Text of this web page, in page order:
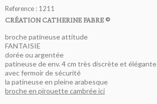
Reference : 1211
CRÉATION CATHERINE FABRE ©
broche patineuse attitude
FANTAISIE
dorée ou argentée
patineuse de env. 4 cm très discrète et élégante
avec fermoir de sécurité
la patineuse en pleine arabesque
broche en pirouette cambrée ici